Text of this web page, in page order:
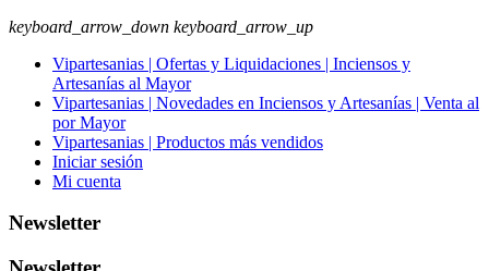
keyboard_arrow_down keyboard_arrow_up
Vipartesanias | Ofertas y Liquidaciones | Inciensos y
Artesanías al Mayor
Vipartesanias | Novedades en Inciensos y Artesanías | Venta al
por Mayor
Vipartesanias | Productos más vendidos
Iniciar sesión
Mi cuenta
Newsletter